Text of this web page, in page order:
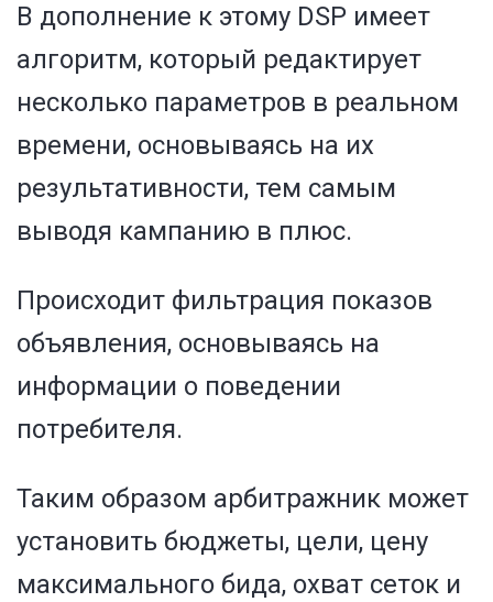
В дополнение к этому DSP имеет
алгоритм, который редактирует
несколько параметров в реальном
времени, основываясь на их
результативности, тем самым
выводя кампанию в плюс.
Происходит фильтрация показов
объявления, основываясь на
информации о поведении
потребителя.
Таким образом арбитражник может
установить бюджеты, цели, цену
максимального бида, охват сеток и